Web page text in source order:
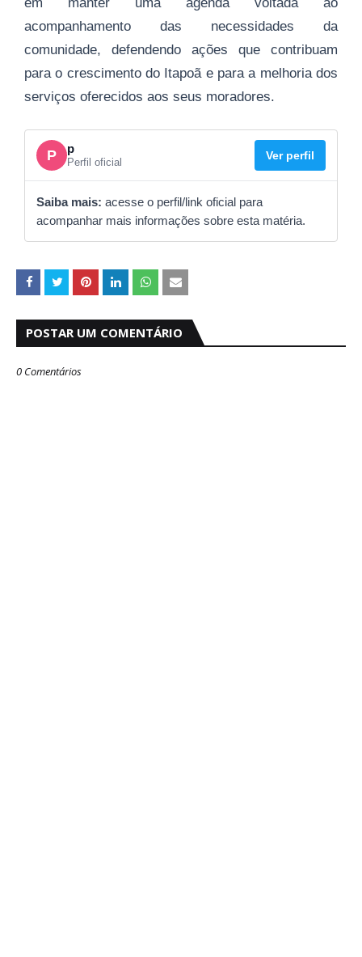
acompanhamento das necessidades da
comunidade, defendendo ações que contribuam
para o crescimento do Itapoã e para a melhoria dos
serviços oferecidos aos seus moradores.
P p
Perfil oficial
Ver perfil
Saiba mais: acesse o perfil/link oficial para
acompanhar mais informações sobre esta matéria.
POSTAR UM COMENTÁRIO
0 Comentários